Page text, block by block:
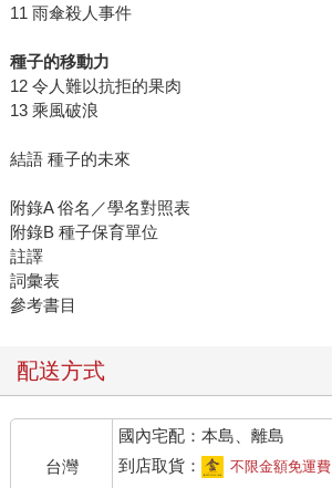
11 雨傘殺人事件
種子的移動力
12 令人難以抗拒的果肉
13 乘風破浪
結語 種子的未來
附錄A 俗名／學名對照表
附錄B 種子保育單位
註譯
詞彙表
參考書目
配送方式
台灣
國內宅配：本島、離島
到店取貨：
不限金額免運費